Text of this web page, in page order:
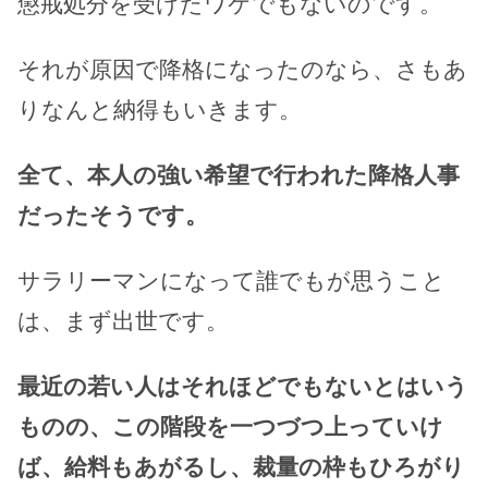
それが原因で降格になったのなら、さもあ
りなんと納得もいきます。
全て、本人の強い希望で行われた降格人事
だったそうです。
サラリーマンになって誰でもが思うこと
は、まず出世です。
最近の若い人はそれほどでもないとはいう
ものの、この階段を一つづつ上っていけ
ば、給料もあがるし、裁量の枠もひろがり